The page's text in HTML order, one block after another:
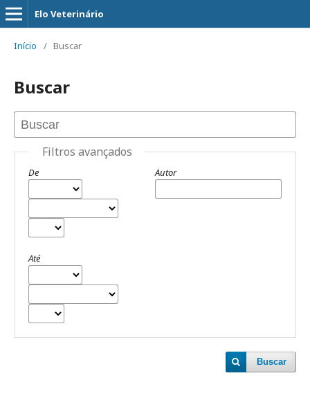
Elo Veterinário
Início / Buscar
Buscar
Filtros avançados
De
Até
Autor
Buscar